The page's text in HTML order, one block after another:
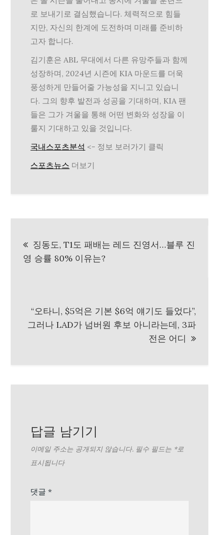
로 보내기로 결심했습니다. 체력적으로 힘들
지만, 자신의 한계에 도전하며 미래를 준비하
고자 합니다.
김기훈은 ABL 무대에서 다른 유망주들과 함께
성장하며, 2024년 시즌에 KIA 마운드를 더욱
풍성하게 만들어줄 가능성을 지니고 있습니
다. 그의 향후 발전과 성공을 기대하며, KIA 팬
들은 그가 겨울을 통해 어떤 변화와 성장을 이
룰지 기대하고 있을 것입니다.
국내스포츠분석 <- 정보 보러가기 클릭
스포츠뉴스 더보기
탐
징동도, T1도 패배는 레드 진영서…블루 진
영 승률 80% 이유는?
“오타니, $5억은 기본 $6억 얘기도 들었다”,
그러나 LAD가 넘버원 후보 아니라는데, 3파
전은 어디
답글 남기기
이메일 주소는 공개되지 않습니다. 필수 필드는 *로
표시됩니다
댓글*